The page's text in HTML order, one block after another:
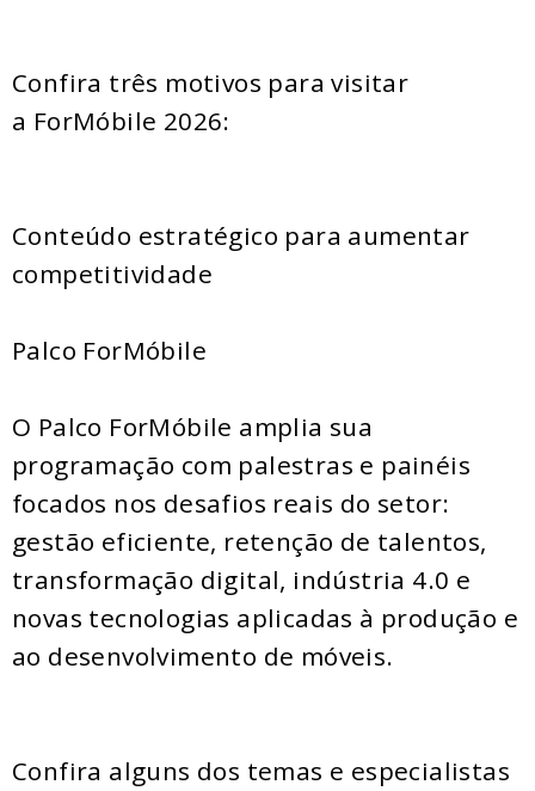
Confira três motivos para visitar
a ForMóbile 2026:
Conteúdo estratégico para aumentar
competitividade
Palco ForMóbile
O Palco ForMóbile amplia sua
programação com palestras e painéis
focados nos desafios reais do setor:
gestão eficiente, retenção de talentos,
transformação digital, indústria 4.0 e
novas tecnologias aplicadas à produção e
ao desenvolvimento de móveis.
Confira alguns dos temas e especialistas